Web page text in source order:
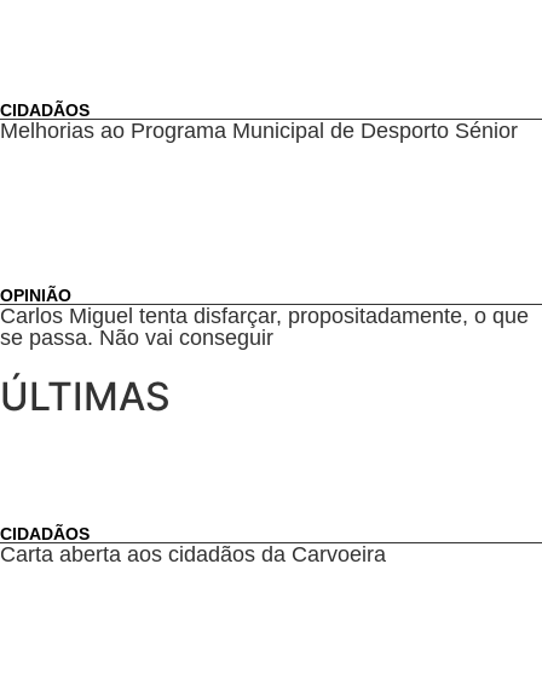
CIDADÃOS
Melhorias ao Programa Municipal de Desporto Sénior
OPINIÃO
Carlos Miguel tenta disfarçar, propositadamente, o que
se passa. Não vai conseguir
ÚLTIMAS
CIDADÃOS
Carta aberta aos cidadãos da Carvoeira